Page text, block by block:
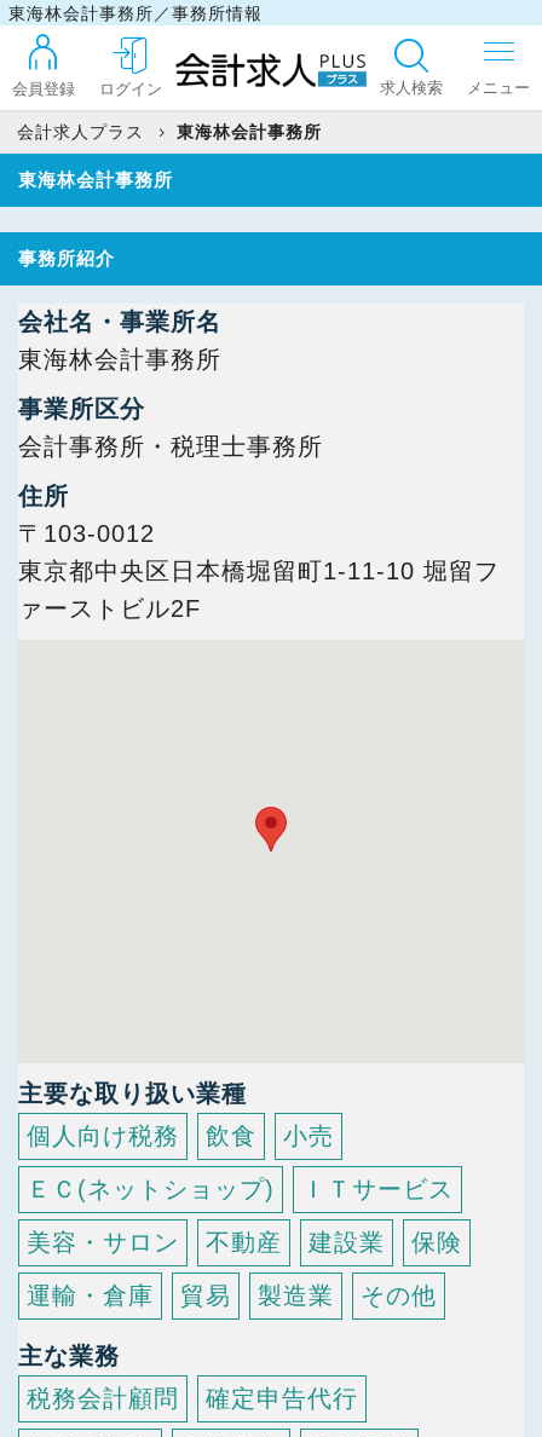
東海林会計事務所／事務所情報
会員登録 ログイン 求人検索
最近見た求人
お問い合わせ
今すぐ会員登録
会計求人プラス 東海林会計事務所
東海林会計事務所
事務所紹介
会社名・事業所名
東海林会計事務所
事業所区分
会計事務所・税理士事務所
住所
〒103-0012
東京都中央区日本橋堀留町1-11-10 堀留フ
ァーストビル2F
主要な取り扱い業種
個人向け税務
飲食
小売
ＥＣ(ネットショップ)
ＩＴサービス
美容・サロン
不動産 建設業
保険
運輸・倉庫
貿易 製造業 その他
主な業務
税務会計顧問
確定申告代行